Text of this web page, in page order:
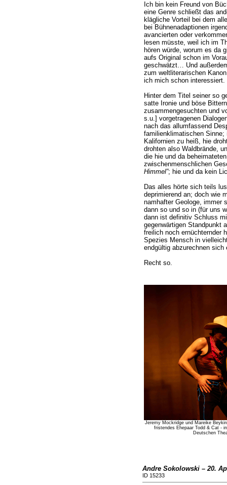
Ich bin kein Freund von
eine Genre schließt das
klägliche Vorteil bei dem
bei Bühnenadaptionen
avancierten oder
lesen müsste, weil ich im
hören würde, worum es da
aufs Original schon im
geschwätzt… Und
zum weltliterarischen
ich mich schon interessiert.
Hinter dem Titel seiner so
satte Ironie und böse
zusammengesuchten und
s.u.] vorgetragenen
nach das allumfassend
familienklimatischen
Kalifornien zu heiß, hie
drohten also Waldbrände,
die hie und da
zwischenmenschlichen
Himmel”; hie und da kein
Das alles hörte sich teils
deprimierend an; doch wie
namhafter Geologe, immer
dann so und so in (für uns
dann ist definitiv Schluss
gegenwärtigen Standpunkt
freilich noch ernüchternder
Spezies Mensch in
endgültig abzurechnen sich
Recht so.
Jeremy Mockridge und Mareike
fristendes Ehepaar Todd & Cat -
Deutschen
Andre Sokolowski – 20.
ID 15233